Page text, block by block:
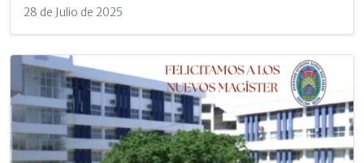
28 de Julio de 2025